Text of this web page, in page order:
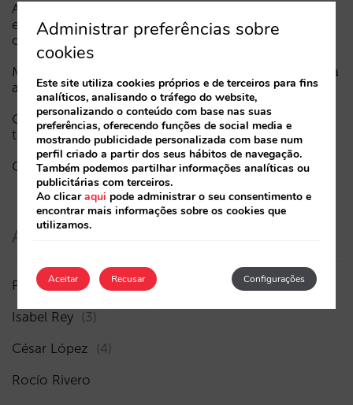
A Sarai incorpora o multi-room: reservas complexas
e procura de elevado valor, agora também em
conversação
Menos campanhas, mais inteligentes: manual IA para
atualizar o marketing digital do seu hotel (parte 1)
Como aparece um hotel nos assistentes de IA: as
três camadas de visibilidade
O fim da era “Book on Metasearch”
Autores
Pablo Delgado (41)
Isabel Rey (3)
César López (4)
Rocío Rivero
Administrar preferências sobre
cookies
Este site utiliza cookies próprios e de terceiros para fins
analíticos, analisando o tráfego do website,
personalizando o conteúdo com base nas suas
preferências, oferecendo funções de social media e
mostrando publicidade personalizada com base num
perfil criado a partir dos seus hábitos de navegação.
Também podemos partilhar informações analíticas ou
publicitárias com terceiros.
Ao clicaraqui pode administrar o seu consentimento e
encontrar mais informações sobre os cookies que
utilizamos.
Aceitar Configurações
Recusar